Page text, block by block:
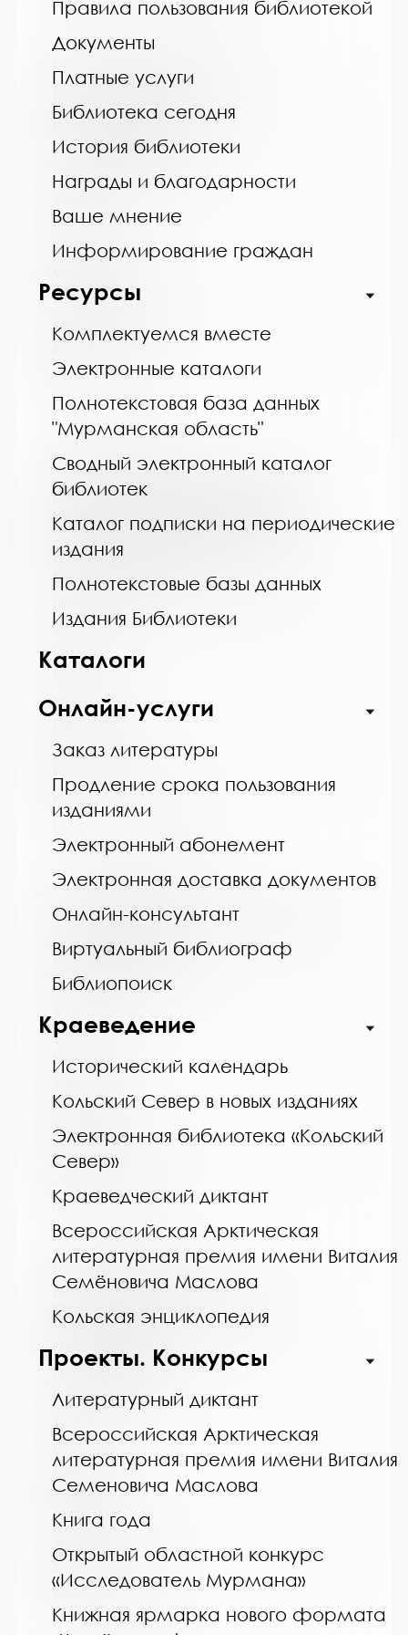
Правила пользования библиотекой
Документы
Платные услуги
Библиотека сегодня
История библиотеки
Награды и благодарности
Ваше мнение
Информирование граждан
Ресурсы
Комплектуемся вместе
Электронные каталоги
Полнотекстовая база данных
"Мурманская область"
Сводный электронный каталог
библиотек
Каталог подписки на периодические
издания
Полнотекстовые базы данных
Издания Библиотеки
Каталоги
Онлайн-услуги
Заказ литературы
Продление срока пользования
изданиями
Электронный абонемент
Электронная доставка документов
Онлайн-консультант
Виртуальный библиограф
Библиопоиск
Краеведение
Исторический календарь
Кольский Север в новых изданиях
Электронная библиотека «Кольский
Север»
Краеведческий диктант
Всероссийская Арктическая
литературная премия имени Виталия
Семёновича Маслова
Кольская энциклопедия
Проекты. Конкурсы
Литературный диктант
Всероссийская Арктическая
литературная премия имени Виталия
Семеновича Маслова
Книга года
Открытый областной конкурс
«Исследователь Мурмана»
Книжная ярмарка нового формата
Кандалакшская централизованная
библиотечная система
МБУ Кандалакшская ЦБС
Почтовый индекс:
Город:
Кандалакша
Первомайская, 40
Телефон:
8 (81533) 9-21-92
www:
http://cbskanda.ru
Название библиотеки:
Муниципальное бюджетное учреждение
культуры "Кольская детская библиотека"
муниципального образования Кольский
муниципальный округ Мурманской области
Сокращенное название:
МБУК "Кольская детская библиотека"
184381
Улица, дом:
Телефон:
8 (81553) 3-35-48
www:
https://bibliokinder.kulturu.ru
Название библиотеки:
Ловозерская межпоселенческая библиотека
МБУ "Ловозерская МБ"
Почтовый индекс:
Город:
г. п. Ревда
Улица, дом:
Победы, 25
Телефон:
8 (81538) 4-35-92
http://revdabiblios.ru/
Название библиотеки:
Мурманская горственная областная
специальная библиотека для слепых и
слабовидящих
Сокращенное название:
ГОБУК МГОСБСС
Почтовый индекс:
Город:
Мурманск
Улица, дом:
Шевченко, 26
8 (8152) 53-83-46
www:
http://blind-library.ru/